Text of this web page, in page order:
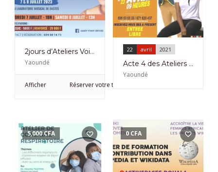
2jours d’Ateliers Voix & Musique avec Sanzy Viany à Bastos Les 7 et 8 Juillet 2023
Yaoundé
Afficher Réserver votre ticket
22 avril 2021
Acte 4 des Ateliers Slam et Stand Up à l’Ifc Yaoundé du 22 au 23 Avril 2021
Yaoundé
5,000CFA 0 CFA